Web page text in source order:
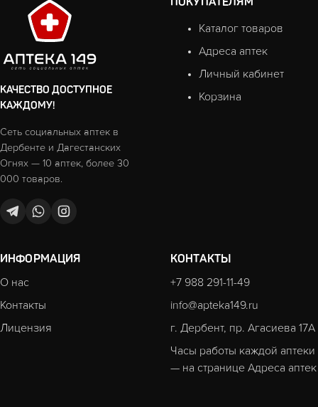
КАЧЕСТВО ДОСТУПНОЕ
КАЖДОМУ!
Сеть социальных аптек в
Дербенте и Дагестанских
Огнях — 10 аптек, более 30
000 товаров.
Каталог товаров
Адреса аптек
Личный кабинет
Корзина
ИНФОРМАЦИЯ
О нас
Контакты
Лицензия
КОНТАКТЫ
+7 988 291-11-49
info@apteka149.ru
г. Дербент, пр. Агасиева 17А
Часы работы каждой аптеки
— на странице Адреса аптек